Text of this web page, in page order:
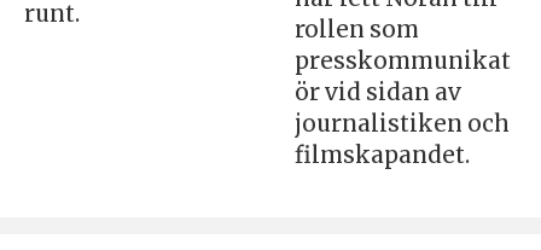
runt.
rollen som
presskommunikat
ör vid sidan av
journalistiken och
filmskapandet.